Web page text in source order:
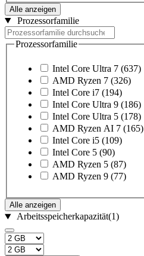
Alle anzeigen
Prozessorfamilie
Prozessorfamilie
Intel Core Ultra 7 (637)
AMD Ryzen 7 (326)
Intel Core i7 (194)
Intel Core Ultra 9 (186)
Intel Core Ultra 5 (178)
AMD Ryzen AI 7 (165)
Intel Core i5 (109)
Intel Core 5 (90)
AMD Ryzen 5 (87)
AMD Ryzen 9 (77)
Alle anzeigen
Arbeitsspeicherkapazität(1)